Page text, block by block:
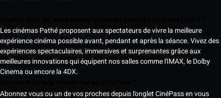
Les cinémas Pathé proposent aux spectateurs de vivre la meilleure
expérience cinéma possible avant, pendant et après la séance. Vivez des
expériences spectaculaires, immersives et surprenantes grâce aux
meilleures innovations qui équipent nos salles comme l'IMAX, le Dolby
Cinema ou encore la 4DX.
Abonnez vous ou un de vos proches depuis l'onglet CinéPass en vous